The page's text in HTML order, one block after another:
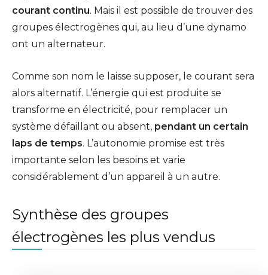
courant continu. Mais il est possible de trouver des
groupes électrogènes qui, au lieu d’une dynamo
ont un alternateur.
Comme son nom le laisse supposer, le courant sera
alors alternatif. L’énergie qui est produite se
transforme en électricité, pour remplacer un
système défaillant ou absent, pendant un certain
laps de temps. L’autonomie promise est très
importante selon les besoins et varie
considérablement d’un appareil à un autre.
Synthèse des groupes
électrogènes les plus vendus